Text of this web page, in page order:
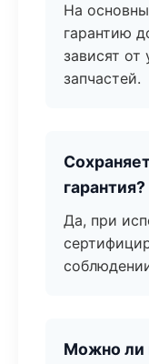
На
гарантию
зависят от
запчастей.
гарантия?
Да, при
Можно ли